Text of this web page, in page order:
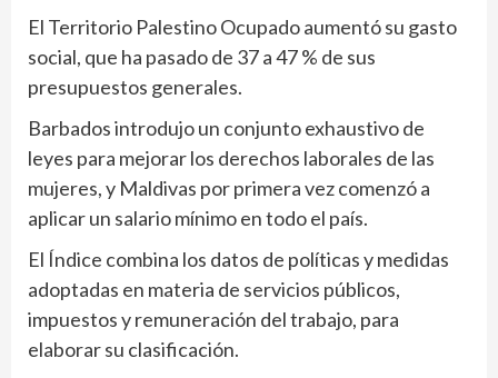
El Territorio Palestino Ocupado aumentó su gasto
social, que ha pasado de 37 a 47 % de sus
presupuestos generales.
Barbados introdujo un conjunto exhaustivo de
leyes para mejorar los derechos laborales de las
mujeres, y Maldivas por primera vez comenzó a
aplicar un salario mínimo en todo el país.
El Índice combina los datos de políticas y medidas
adoptadas en materia de servicios públicos,
impuestos y remuneración del trabajo, para
elaborar su clasificación.